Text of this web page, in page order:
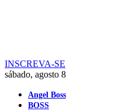
INSCREVA-SE
sábado, agosto 8
Angel Boss
BOSS